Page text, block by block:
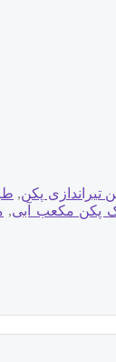
تیراندازی پکن,
پکن مکعب آبی,